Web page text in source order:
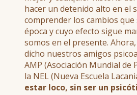
hacer un detenido alto en el
comprender los cambios
época y cuyo efecto sigue
somos en el presente.
dicho nuestros amigos
AMP (Asociación Mundial de
la NEL (Nueva Escuela
estar loco, sin ser un